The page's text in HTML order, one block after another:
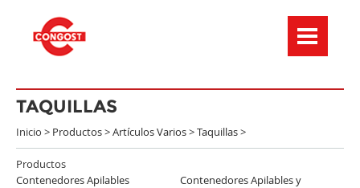
TAQUILLAS
Inicio > Productos>Artículos Varios>Taquillas>
Productos
Contenedores Apilables
Contenedores Apilables y